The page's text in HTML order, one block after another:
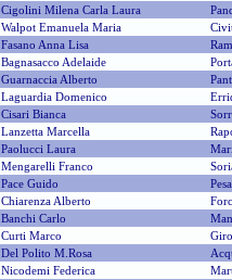
Cigolini Milena Carla Laura
Walpot Emanuela Maria
Fasano Anna Lisa
Bagnasacco Adelaide
Guarnaccia Alberto
Laguardia Domenico
Cisari Bianca
Lanzetta Marcella
Paolucci Laura
Mengarelli Franco
Pace Guido
Chiarenza Alberto
Banchi Carlo
Curti Marco
Del Polito M.rosa
Nicodemi Federica